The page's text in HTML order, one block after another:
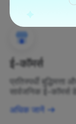
ई-कॉमर्स
प्रतिस्पर्धी
सार्वजनिक ई-कॉमर्स
अधिक जानें